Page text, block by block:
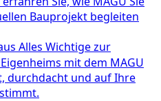
Bauprojekt begleiten
Alles Wichtige zur
mit dem MAGU
durchdacht und auf Ihre